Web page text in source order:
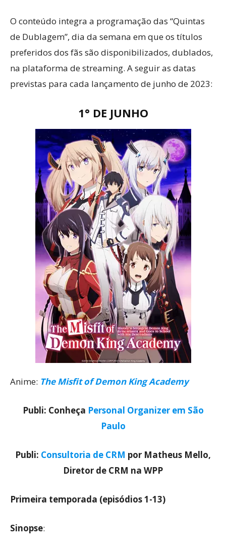
O conteúdo integra a programação das “Quintas
de Dublagem”, dia da semana em que os títulos
preferidos dos fãs são disponibilizados, dublados,
na plataforma de streaming. A seguir as datas
previstas para cada lançamento de junho de 2023:
1° DE JUNHO
Anime: The Misfit of Demon King Academy
Publi: Conheça Personal Organizer em São
Paulo
Publi: Consultoria de CRM por Matheus Mello,
Diretor de CRM na WPP
Primeira temporada (episódios 1-13)
Sinopse: